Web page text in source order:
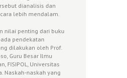
dianalisis dan
lebih mendalam.
nilai penting dari buku
pendekatan
dilakukan oleh Prof.
Guru Besar Ilmu
FISIPOL, Universitas
Naskah-naskah yang